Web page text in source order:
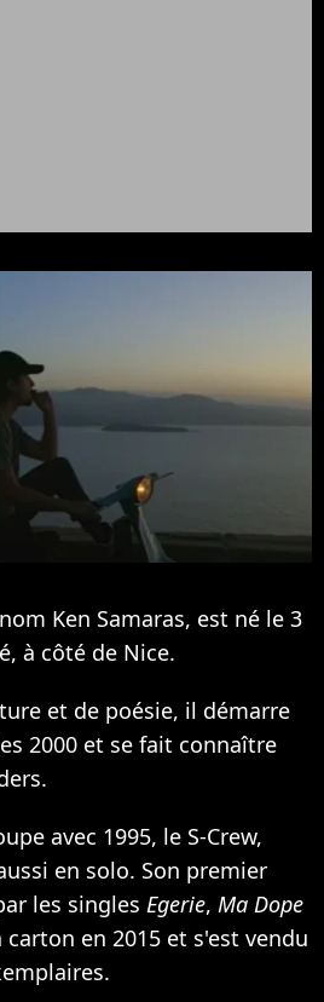
Ken Samaras, est né le 3
à côté de Nice.
et de poésie, il démarre
2000 et se fait connaître
avec 1995, le S-Crew,
en solo. Son premier
les singles Egerie, Ma Dope
carton en 2015 et s'est vendu